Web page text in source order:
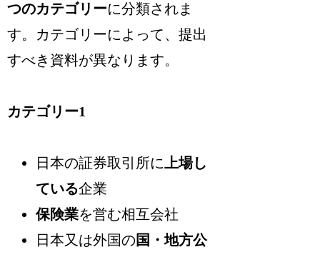
つのカテゴリーに分類されま
す。 カテゴリーによって、提出
すべき資料が異なります。
カテゴリー1
日本の証券取引所に上場し
ている企業
保険業を営む相互会社
日本又は外国の国・地方公